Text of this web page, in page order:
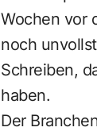
Wochen vor
noch
Schreiben,
haben.
Der